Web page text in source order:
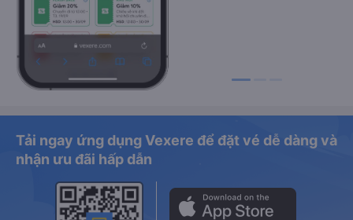
Tải ngay ứng dụng Vexere để đặt vé dễ dàng và
nhận ưu đãi hấp dẫn